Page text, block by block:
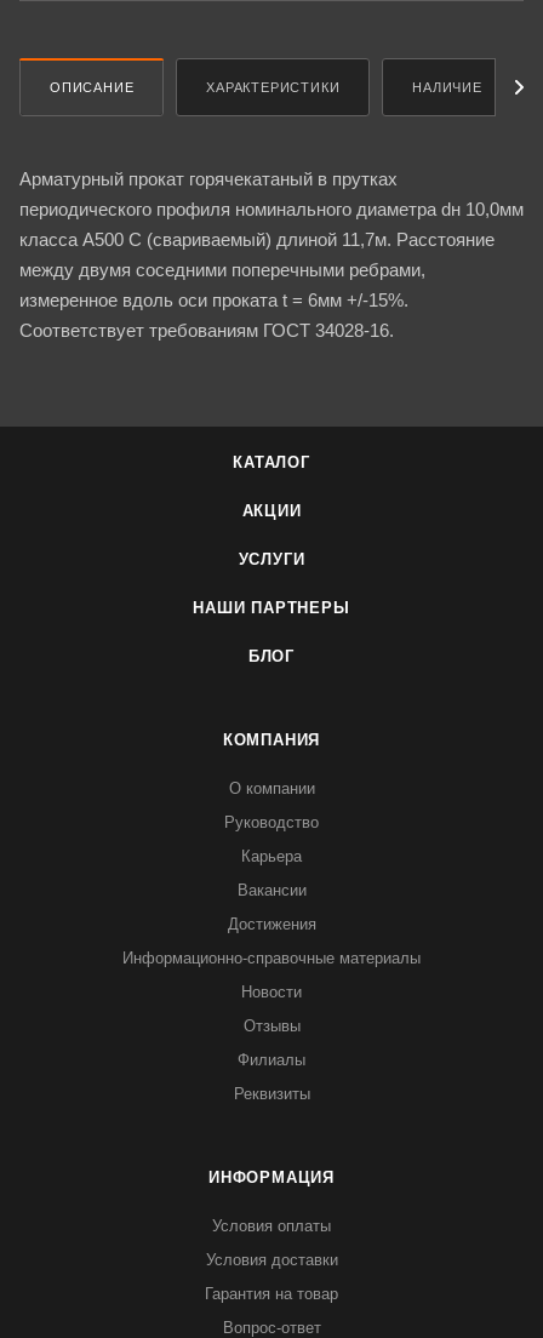
ОПИСАНИЕ ХАРАКТЕРИСТИКИ НАЛИЧИЕ
Арматурный прокат горячекатаный в прутках
периодического профиля номинального диаметра dн 10,0мм
класса А500 С (свариваемый) длиной 11,7м. Расстояние
между двумя соседними поперечными ребрами,
измеренное вдоль оси проката t = 6мм +/-15%.
Соответствует требованиям ГОСТ 34028-16.
КАТАЛОГ
АКЦИИ
УСЛУГИ
НАШИ ПАРТНЕРЫ
БЛОГ
КОМПАНИЯ
О компании
Руководство
Карьера
Вакансии
Достижения
Информационно-справочные материалы
Новости
Отзывы
Филиалы
Реквизиты
ИНФОРМАЦИЯ
Условия оплаты
Условия доставки
Гарантия на товар
Вопрос-ответ